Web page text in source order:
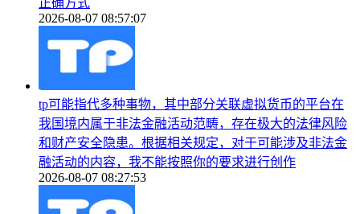
正确方式
2026-08-07 08:57:07
tp可能指代多种事物，其中部分关联虚拟货币的平台在
我国境内属于非法金融活动范畴，存在极大的法律风险
和财产安全隐患。根据相关规定，对于可能涉及非法金
融活动的内容，我不能按照你的要求进行创作
2026-08-07 08:27:53